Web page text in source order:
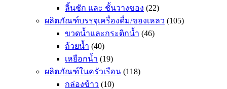
ลิ้นชัก และ ชั้นวางของ (22)
ผลิตภัณฑ์บรรจุเครื่องดื่ม/ของเหลว (105)
ขวดน้ำและกระติกน้ำ (46)
ถ้วยน้ำ (40)
เหยือกน้ำ (19)
ผลิตภัณฑ์ในครัวเรือน (118)
กล่องข้าว (10)